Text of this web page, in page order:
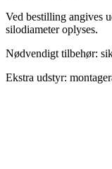
Ved bestilling angives
silodiameter oplyses.
Nødvendigt tilbehør:
Ekstra udstyr: